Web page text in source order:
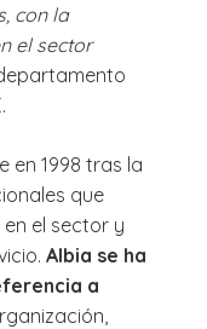
con la
el sector
en 1998 tras la
que
el sector y
Albia se ha
a